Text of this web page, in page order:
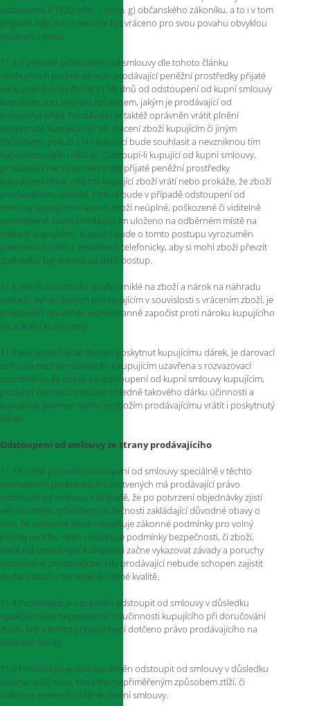
ustanovení § 1820 odst. 1 písm. g) občanského zákoníku, a to i v tom
případě, kdy zboží nemůže být vráceno pro svou povahu obvyklou
poštovní cestou.
11.4 V případě odstoupení od smlouvy dle tohoto článku
obchodních podmínek vrátí prodávající peněžní prostředky přijaté
od kupujícího do čtrnácti (14) dnů od odstoupení od kupní smlouvy
kupujícím, a to stejným způsobem, jakým je prodávající od
kupujícího přijal. Prodávající je taktéž oprávněn vrátit plnění
poskytnuté kupujícím již při vrácení zboží kupujícím či jiným
způsobem, pokud s tím kupující bude souhlasit a nevzniknou tím
kupujícímu další náklady. Odstoupí-li kupující od kupní smlouvy,
prodávající není povinen vrátit přijaté peněžní prostředky
kupujícímu dříve, než mu kupující zboží vrátí nebo prokáže, že zboží
prodávajícímu odeslal. Pokud bude v případě odstoupení od
smlouvy kupujícím vráceno zboží neúplné, poškozené či viditelně
opotřebené, bude prodávajícím uloženo na odběrném místě na
náklady kupujícího. Kupující bude o tomto postupu vyrozuměn
písemnou formou, emailem či telefonicky, aby si mohl zboží převzít
zpět nebo byl dohodnut další postup.
11.5 Nárok na úhradu škody vzniklé na zboží a nárok na náhradu
nákladů vynaložených prodávajícím v souvislosti s vrácením zboží, je
prodávající oprávněn jednostranně započíst proti nároku kupujícího
na vrácení kupní ceny.
11.6 Je-li společně se zbožím poskytnut kupujícímu dárek, je darovací
smlouva mezi prodávajícím a kupujícím uzavřena s rozvazovací
podmínkou, že dojde-li k odstoupení od kupní smlouvy kupujícím,
pozbývá darovací smlouva ohledně takového dárku účinnosti a
kupující je povinen spolu se zbožím prodávajícímu vrátit i poskytnutý
dárek.
Odstoupení od smlouvy ze strany prodávajícího
11.7 Kromě případů odstoupení od smlouvy speciálně v těchto
obchodních podmínkách zakotvených má prodávající právo
odstoupit od smlouvy v případě, že po potvrzení objednávky zjistí
věrohodným způsobem skutečnosti zakládající důvodné obavy o
tom, že nabízené zboží nesplňuje zákonné podmínky pro volný
prodej na trhu nebo nesplňuje podmínky bezpečnosti, či zboží,
které má prodávající k dispozici začne vykazovat závady a poruchy
nezaviněné prodávajícím, kdy prodávající nebude schopen zajistit
dodání zboží v minimálně běžné kvalitě.
11.8 Prodávající je oprávněn odstoupit od smlouvy v důsledku
opakovaného neposkytnutí součinnosti kupujícího při doručování
zboží, kdy v tomto případě není dotčeno právo prodávajícího na
náhradu škody.
11.9 Prodávající je dále oprávněn odstoupit od smlouvy v důsledku
zásahu vyšší moci, která mu nepřiměřeným způsobem ztíží, či
dokonce znemožní řádné plnění smlouvy.